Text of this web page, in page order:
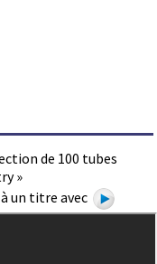
de 100 tubes
»
un titre avec